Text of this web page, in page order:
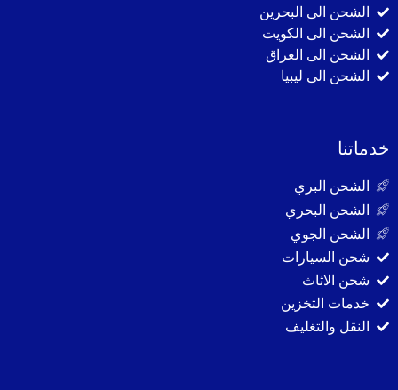
الشحن الى البحرين
الشحن الى الكويت
الشحن الى العراق
الشحن الى ليبيا
خدماتنا
الشحن البري
الشحن البحري
الشحن الجوي
شحن السيارات
شحن الاثاث
خدمات التخزين
النقل والتغليف